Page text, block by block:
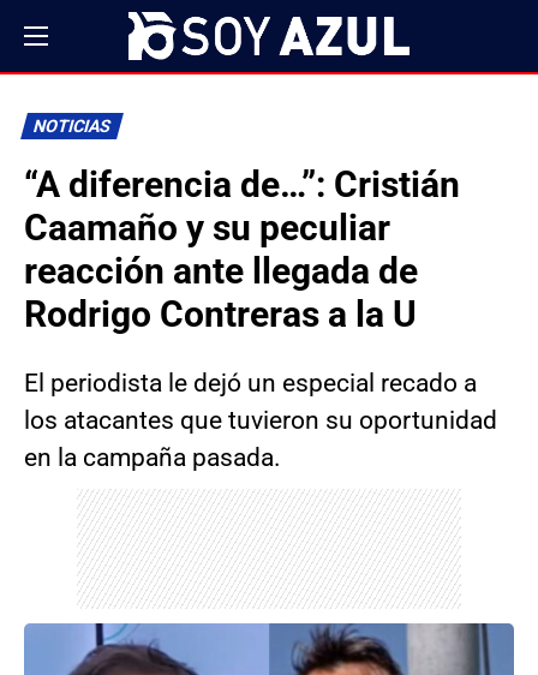
NOTICIAS
“A diferencia de…”: Cristián
Caamaño y su peculiar
reacción ante llegada de
Rodrigo Contreras a la U
El periodista le dejó un especial recado a
los atacantes que tuvieron su oportunidad
en la campaña pasada.